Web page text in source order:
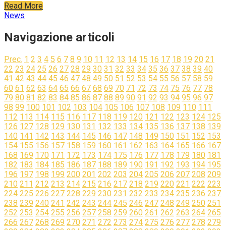
Read More
News
Navigazione articoli
Prec. 1 2 3 4 5 6 7 8 9 10 11 12 13 14 15 16 17 18 19 20 21
22 23 24 25 26 27 28 29 30 31 32 33 34 35 36 37 38 39 40
41 42 43 44 45 46 47 48 49 50 51 52 53 54 55 56 57 58 59
60 61 62 63 64 65 66 67 68 69 70 71 72 73 74 75 76 77 78
79 80 81 82 83 84 85 86 87 88 89 90 91 92 93 94 95 96 97
98 99 100 101 102 103 104 105 106 107 108 109 110 111
112 113 114 115 116 117 118 119 120 121 122 123 124 125
126 127 128 129 130 131 132 133 134 135 136 137 138 139
140 141 142 143 144 145 146 147 148 149 150 151 152 153
154 155 156 157 158 159 160 161 162 163 164 165 166 167
168 169 170 171 172 173 174 175 176 177 178 179 180 181
182 183 184 185 186 187 188 189 190 191 192 193 194 195
196 197 198 199 200 201 202 203 204 205 206 207 208 209
210 211 212 213 214 215 216 217 218 219 220 221 222 223
224 225 226 227 228 229 230 231 232 233 234 235 236 237
238 239 240 241 242 243 244 245 246 247 248 249 250 251
252 253 254 255 256 257 258 259 260 261 262 263 264 265
266 267 268 269 270 271 272 273 274 275 276 277 278 279